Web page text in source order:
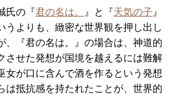
氏の『君の名は。 』と『天気の子 』
うよりも、緻密な世界観を押し出し
、『君の名は。』の場合は、神道的
させた発想が国境を越えるには難解
女が口に含んで酒を作るという発想
は抵抗感を持たれたことが、世界的